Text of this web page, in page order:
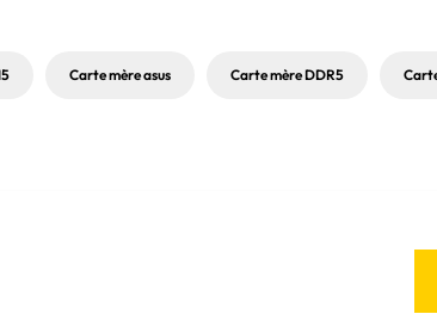
Carte mère asus Carte mère DDR5